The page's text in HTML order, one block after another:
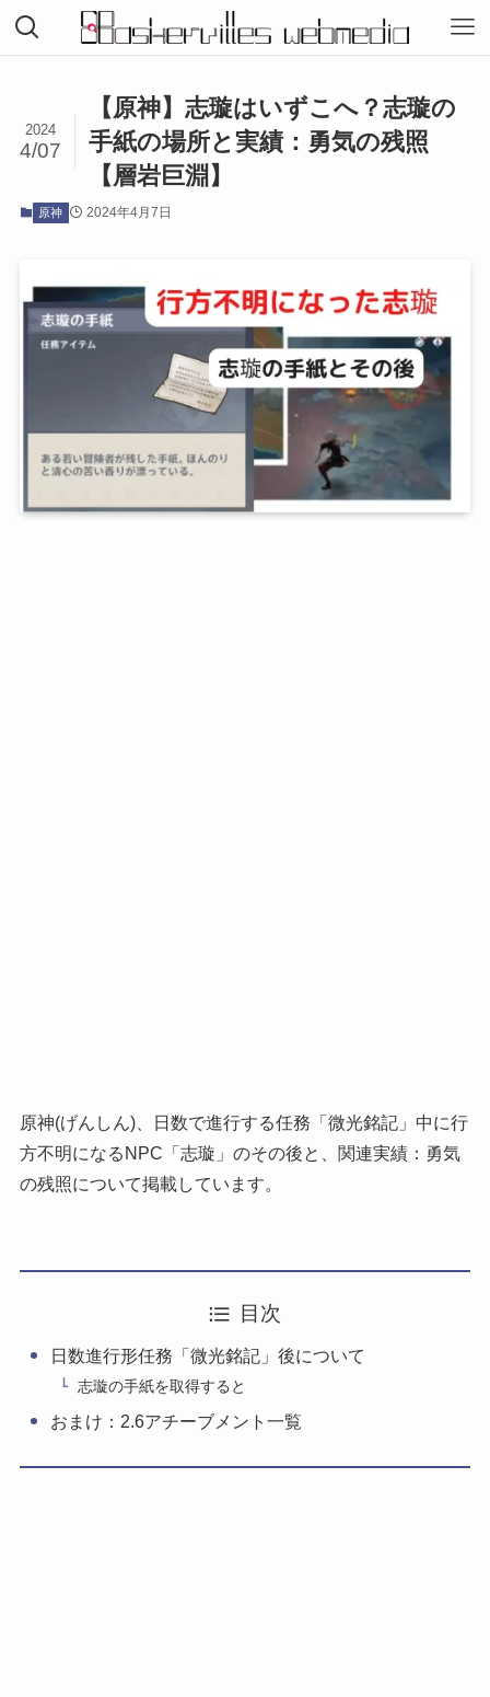
【原神】志璇はいずこへ？志璇の
手紙の場所と実績：勇気の残照
【層岩巨淵】
2024
4/07
原神 2024年4月7日
原神(げんしん)、日数で進行する任務「微光銘記」中に行
方不明になるNPC「志璇」のその後と、関連実績：勇気
の残照について掲載しています。
目次
日数進行形任務「微光銘記」後について
志璇の手紙を取得すると
おまけ：2.6アチーブメント一覧